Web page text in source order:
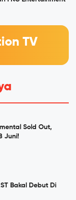
TV
Sold Out,
Juni!
Bakal Debut Di